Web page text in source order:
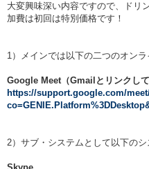
大変興味深い内容ですので、ドリ
加費は初回は特別価格です！
1）メインでは以下の二つのオン
Google Meet（Gmailとリンクして
https://support.google.com/
2）サブ・システムとして以下の